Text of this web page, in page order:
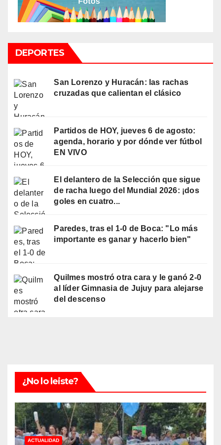
DEPORTES
San Lorenzo y Huracán: las rachas
cruzadas que calientan el clásico
Partidos de HOY, jueves 6 de agosto:
agenda, horario y por dónde ver fútbol
EN VIVO
El delantero de la Selección que sigue
de racha luego del Mundial 2026: ¡dos
goles en cuatro...
Paredes, tras el 1-0 de Boca: "Lo más
importante es ganar y hacerlo bien"
Quilmes mostró otra cara y le ganó 2-0
al líder Gimnasia de Jujuy para alejarse
del descenso
¿No lo leiste?
ACTUALIDAD